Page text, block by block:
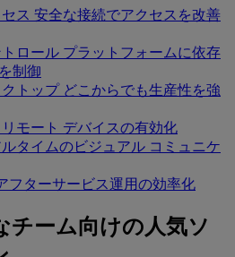
ス 安全な接続でアクセスを改善
ロール プラットフォームに依存
制御
トップ どこからでも生産性を強
リモート デバイスの有効化
ルタイムのビジュアル コミュニケ
フターサービス運用の効率化
チーム向けの人気ソ